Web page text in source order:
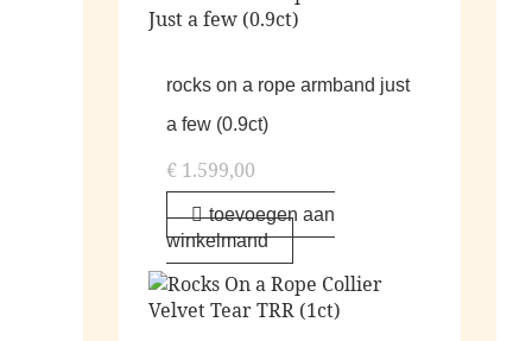
rocks on a rope armband just
a few (0.9ct)
€ 1.599,00
toevoegen aan
winkelmand